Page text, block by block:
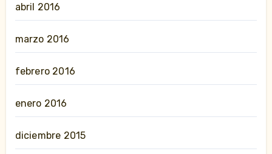
abril 2016
marzo 2016
febrero 2016
enero 2016
diciembre 2015